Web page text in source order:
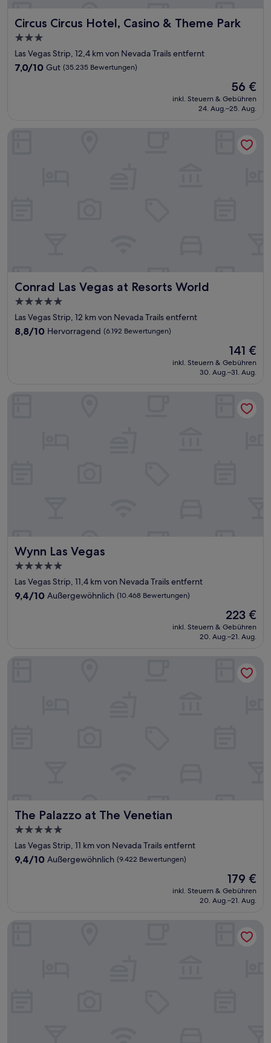
Circus Circus Hotel, Casino & Theme Park
Circus Circus Hotel, Casino & Theme Park
3.0-
Sterne-
Unterkunft
Las Vegas Strip, 12,4 km von Nevada Trails entfernt
7.0
7,0/10 Gut (35.235 Bewertungen)
Der
Preis
beträgt
56 €
inkl. Steuern & Gebühren
24. Aug.–25. Aug.
Conrad Las Vegas at Resorts World
Conrad Las Vegas at Resorts World
5.0-
Sterne-
Unterkunft
Las Vegas Strip, 12 km von Nevada Trails entfernt
8.8
8,8/10 Hervorragend (6.192 Bewertungen)
Der
Preis
beträgt
141 €
inkl. Steuern & Gebühren
30. Aug.–31. Aug.
Conrad Las Vegas at Resorts World
Wynn Las Vegas
Wynn Las Vegas
5.0-
Sterne-
Unterkunft
Las Vegas Strip, 11,4 km von Nevada Trails entfernt
9.4
9,4/10 Außergewöhnlich (10.468 Bewertungen)
Der
Preis
beträgt
223 €
inkl. Steuern & Gebühren
20. Aug.–21. Aug.
The Palazzo at The Venetian
The Palazzo at The Venetian
5.0-
Sterne-
Unterkunft
Las Vegas Strip, 11 km von Nevada Trails entfernt
9.4
9,4/10 Außergewöhnlich (9.422 Bewertungen)
Der
Preis
beträgt
179 €
inkl. Steuern & Gebühren
20. Aug.–21. Aug.
The Palazzo at The Venetian